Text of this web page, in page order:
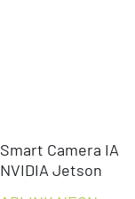
Smart Camera IA
NVIDIA Jetson